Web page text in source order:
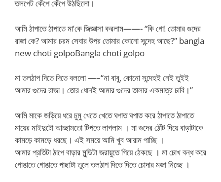
তলপেট কেঁপে কেঁপে উঠছিলো।
আমি ঠাপাতে ঠাপাতে মা’কে জিজ্ঞাসা করলাম——- “কি গো! তোমার গুদের
রাজা কে? আমার চরম সেবার উপর তোমার কোনো সন্দেহ আছে?” bangla
new choti golpoBangla choti golpo
মা তলঠাপ দিতে দিতে বললো —–“না বাবু, কোনো সন্দেহই নেই তুইই
আমার গুদের রাজা। তোর ধোনই আমার গুদের তালার একমাত্র চাবি।”
আমি মাকে জড়িয়ে ধরে চুমু খেতে খেতে ঘপাত ঘপাত করে ঠাপাতে ঠাপাতে
মায়ের মাইদুটো আচ্ছামতো টিপতে লাগলাম । মা গুদের ঠোঁট দিয়ে বাড়াটাকে
কামড়ে কামড়ে ধরছে। এই সময়ে আমি খুব আরাম পাচ্ছি ।
আমার প্রতিটা ঠাপে বাড়ার মুন্ডিটা জরায়ুতে গিয়ে ঠেকছে । মা চোখ বন্ধ করে
গোঙাতে গোঙাতে পাছাটা তুলে তলঠাপ দিতে দিতে চোদার মজা নিচ্ছে ।